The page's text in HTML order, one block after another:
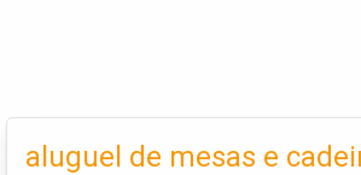
aluguel de mesas e